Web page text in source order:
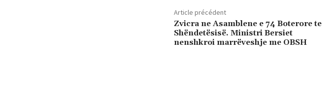
Article précédent
Zvicra ne Asamblene e 74 Boterore te
Shëndetësisë. Ministri Bersiet
nenshkroi marrëveshje me OBSH